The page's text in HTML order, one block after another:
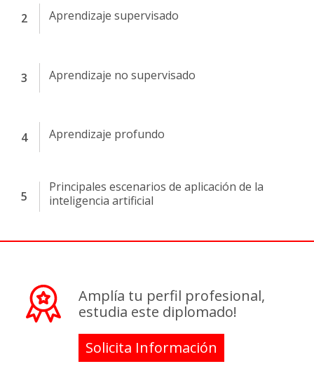
Aprendizaje supervisado
Aprendizaje no supervisado
Aprendizaje profundo
Principales escenarios de aplicación de la
inteligencia artificial
Amplía tu perfil profesional,
estudia este diplomado!
Solicita Información